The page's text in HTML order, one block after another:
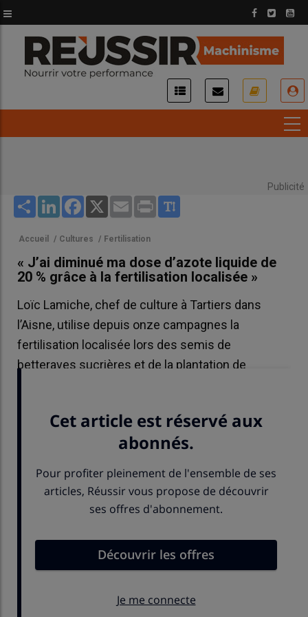
au
contenu
principal
Publicité
Share LinkedInFacebook
X Email Print
Accueil / Cultures / Fertilisation
« J’ai diminué ma dose d’azote liquide de
20 % grâce à la fertilisation localisée »
Loïc Lamiche, chef de culture à Tartiers dans
l’Aisne, utilise depuis onze campagnes la
fertilisation localisée lors des semis de
betteraves sucrières et de la plantation de